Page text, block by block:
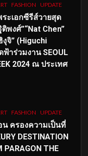
FASHION UPDATE
ระเอกซีรีส์วายสุด
พงศ์”“Nat Chen”
งุจิ” (Higuchi
าร่วมงาน SEOUL
2024 ณ ประเทศ
FASHION UPDATE
ครองความเป็นที่
DESTINATION
PARAGON THE